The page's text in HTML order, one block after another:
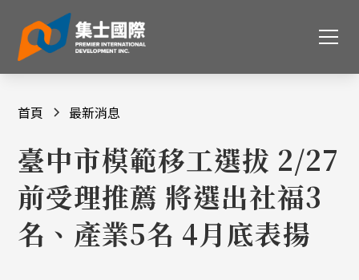
首頁 最新消息
臺中市模範移工選拔 2/27
前受理推薦 將選出社福3
名、產業5名 4月底表揚